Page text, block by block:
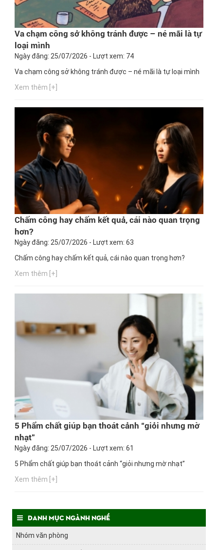
Va chạm công sở không tránh được – né mãi là tự
loại mình
Ngày đăng: 25/07/2026 - Lượt xem: 74
Va chạm công sở không tránh được – né mãi là tự loại mình
Xem thêm [+]
Chấm công hay chấm kết quả, cái nào quan trọng
hơn?
Ngày đăng: 25/07/2026 - Lượt xem: 63
Chấm công hay chấm kết quả, cái nào quan trọng hơn?
Xem thêm [+]
5 Phẩm chất giúp bạn thoát cảnh “giỏi nhưng mờ
nhạt”
Ngày đăng: 25/07/2026 - Lượt xem: 61
5 Phẩm chất giúp bạn thoát cảnh “giỏi nhưng mờ nhạt”
Xem thêm [+]
Danh mục ngành nghề
Nhóm văn phòng